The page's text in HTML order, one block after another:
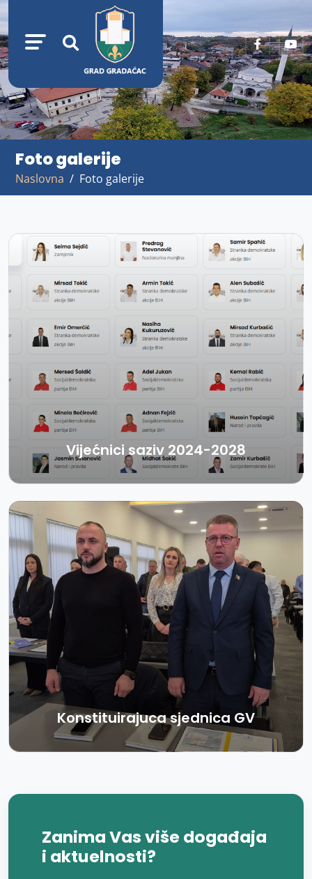
Foto galerije
Naslovna Foto galerije
Vijećnici saziv 2024-2028
Konstituirajuca sjednica GV
Zanima Vas više događaja
i aktuelnosti?